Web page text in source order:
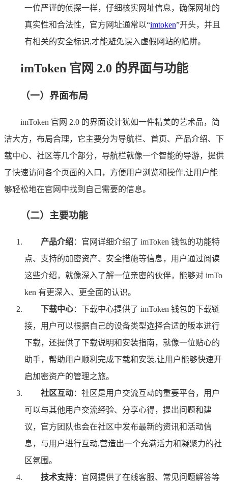
一位严谨的侦探一样，仔细核实网址信息，确保网址的
真实性和合法性，官方网址通常以“imtoken”开头，并且
有相关的安全标识,才能避免误入虚假网站的陷阱。
imToken 官网 2.0 的界面与功能
（一）界面布局
imToken 官网 2.0 的界面设计犹如一件精美的艺术品，简
洁大方，布局合理，它主要分为导航栏、首页、产品介绍、下
载中心、社区等几个部分，导航栏就像一个智能的导游，提供
了快速访问各个页面的入口，方便用户浏览和操作,让用户能
够轻松地在官网中找到自己需要的信息。
（二）主要功能
产品介绍：官网详细介绍了 imToken 钱包的功能特
点、支持的加密资产、安全措施等信息，用户通过阅读
这些介绍，就像深入了解一位亲密的伙伴，能够对 imTo
ken 有更深入、更全面的认识。
下载中心：下载中心提供了 imToken 钱包的下载链
接，用户可以根据自己的设备类型选择合适的版本进行
下载，还提供了下载说明和安装指南，就像一位贴心的
助手，帮助用户顺利完成下载和安装,让用户能够快速开
启加密资产的管理之旅。
社区互动：社区是用户交流互动的重要平台，用户
可以与其他用户交流经验、分享心得，提出问题和建
议，官方团队也会在社区中发布最新的资讯和活动信
息，与用户进行互动,营造出一个充满活力和凝聚力的社
区氛围。
技术支持：官网提供了在线客服、常见问题解答等